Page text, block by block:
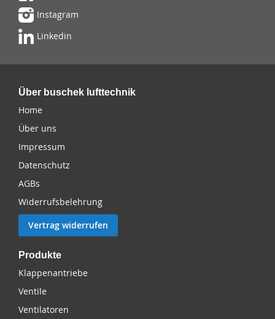
Instagram
Linkedin
Über buschek lufttechnik
Home
Über uns
Impressum
Datenschutz
AGBs
Widerrufsbelehrung
Vertrag widerrufen
Produkte
Klappenantriebe
Ventile
Ventilatoren